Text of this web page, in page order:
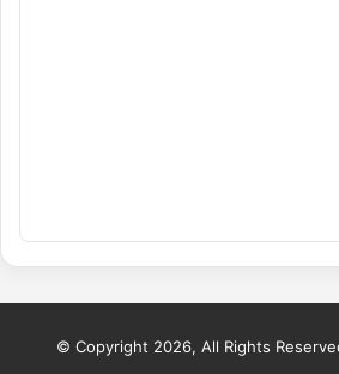
© Copyright 2026, All Rights